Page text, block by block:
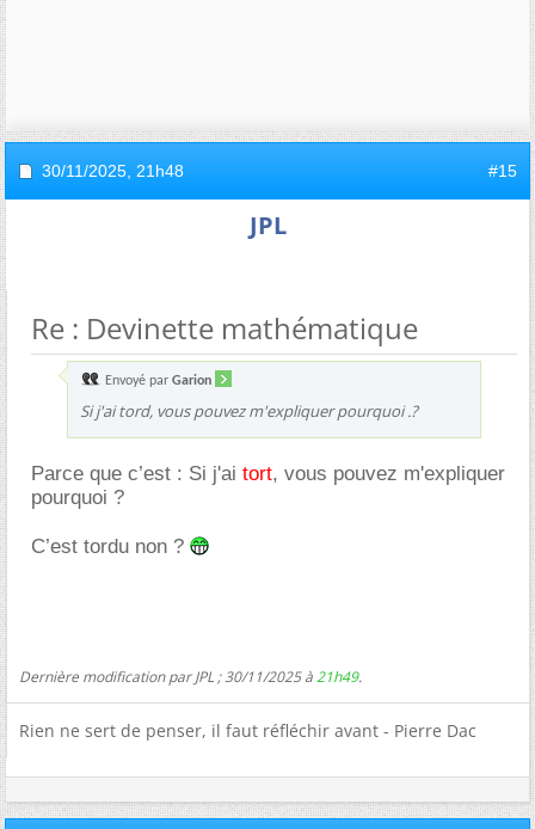
30/11/2025, 21h48 #15
JPL
Re : Devinette mathématique
Envoyé par Garion
Si j'ai tord, vous pouvez m'expliquer pourquoi .?
Parce que c’est : Si j'ai tort, vous pouvez m'expliquer
pourquoi ?
C’est tordu non ?
Dernière modification par JPL ; 30/11/2025 à21h49.
Rien ne sert de penser, il faut réfléchir avant - Pierre Dac